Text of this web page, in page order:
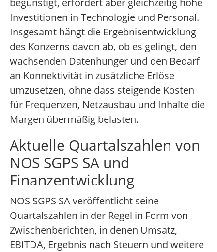
begünstigt, erfordert aber gleichzeitig hohe
Investitionen in Technologie und Personal.
Insgesamt hängt die Ergebnisentwicklung
des Konzerns davon ab, ob es gelingt, den
wachsenden Datenhunger und den Bedarf
an Konnektivität in zusätzliche Erlöse
umzusetzen, ohne dass steigende Kosten
für Frequenzen, Netzausbau und Inhalte die
Margen übermäßig belasten.
Aktuelle Quartalszahlen von
NOS SGPS SA und
Finanzentwicklung
NOS SGPS SA veröffentlicht seine
Quartalszahlen in der Regel in Form von
Zwischenberichten, in denen Umsatz,
EBITDA, Ergebnis nach Steuern und weitere